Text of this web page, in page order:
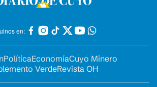
en:
PolíticaEconomíaCuyo Minero
VerdeRevista OH